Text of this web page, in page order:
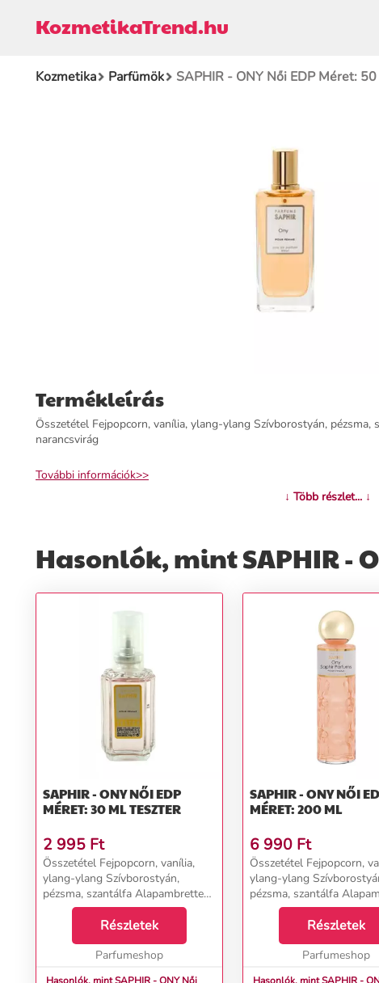
KozmetikaTrend.hu
Kozmetika Parfümök SAPHIR - ONY Női EDP Méret:
Termékleírás
Összetétel Fejpopcorn, vanília, ylang-ylang Szívborostyán, pézsma,
narancsvirág
További információk>>
↓ Több részlet... ↓
Hasonlók, mint SAPHIR -
SAPHIR - ONY NŐI EDP
MÉRET: 30 ML TESZTER
2 995 Ft
Összetétel Fejpopcorn, vanília,
ylang-ylang Szívborostyán,
pézsma, szantálfa Alapambrette
barack, kókusz, narancsvirág...
Részletek
Parfumeshop
SAPHIR - ONY NŐI EDP
MÉRET: 200 ML
6 990 Ft
Összetétel Fejpopcorn,
ylang-ylang
pézsma, szantálfa
barack, kókusz,
Részletek
Parfumeshop